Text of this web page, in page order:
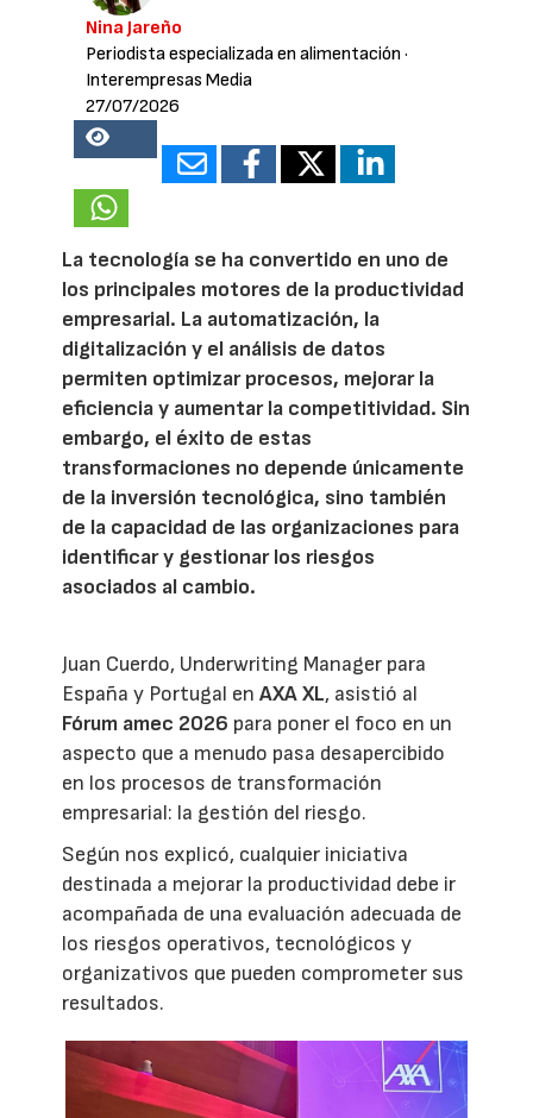
Nina Jareño
Periodista especializada en alimentación ·
Interempresas Media
27/07/2026
15981
La tecnología se ha convertido en uno de
los principales motores de la productividad
empresarial. La automatización, la
digitalización y el análisis de datos
permiten optimizar procesos, mejorar la
eficiencia y aumentar la competitividad. Sin
embargo, el éxito de estas
transformaciones no depende únicamente
de la inversión tecnológica, sino también
de la capacidad de las organizaciones para
identificar y gestionar los riesgos
asociados al cambio.
Juan Cuerdo, Underwriting Manager para
España y Portugal enAXA XL, asistió al
Fórum amec 2026 para poner el foco en un
aspecto que a menudo pasa desapercibido
en los procesos de transformación
empresarial: la gestión del riesgo.
Según nos explicó, cualquier iniciativa
destinada a mejorar la productividad debe ir
acompañada de una evaluación adecuada de
los riesgos operativos, tecnológicos y
organizativos que pueden comprometer sus
resultados.